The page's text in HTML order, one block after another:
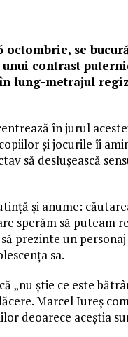
se
contrast
lung-metrajul
în jurul
și jocurile îi
să deslușească
și anume:
sperăm să puteam
prezinte un
sa.
„nu știe ce este
Marcel Iureș
deoarece aceștia